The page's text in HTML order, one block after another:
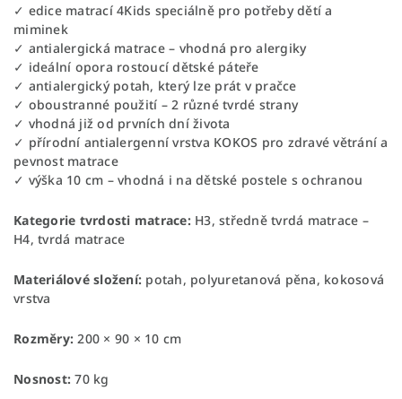
✓ edice matrací 4Kids speciálně pro potřeby dětí a
miminek
✓ antialergická matrace – vhodná pro alergiky
✓ ideální opora rostoucí dětské páteře
✓ antialergický potah, který lze prát v pračce
✓ oboustranné použití – 2 různé tvrdé strany
✓ vhodná již od prvních dní života
✓ přírodní antialergenní vrstva KOKOS pro zdravé větrání a
pevnost matrace
✓ výška 10 cm – vhodná i na dětské postele s ochranou
Kategorie tvrdosti matrace:H3, středně tvrdá matrace –
H4, tvrdá matrace
Materiálové složení: potah, polyuretanová pěna, kokosová
vrstva
Rozměry: 200 × 90 × 10 cm
Nosnost: 70 kg